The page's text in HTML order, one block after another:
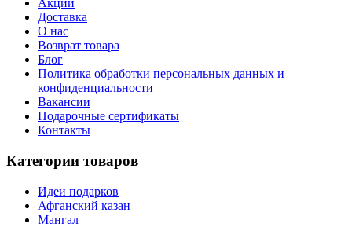
Акции
Доставка
О нас
Возврат товара
Блог
Политика обработки персональных данных и
конфиденциальности
Вакансии
Подарочные сертификаты
Контакты
Категории товаров
Идеи подарков
Афганский казан
Мангал